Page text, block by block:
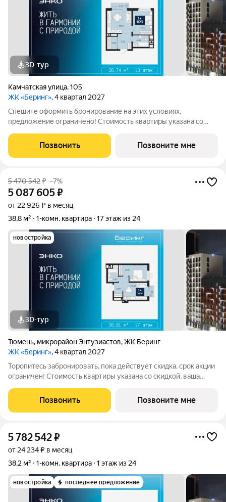
3D-тур
Камчатская улица,105
ЖК «Беринг», 4 квартал 2027
Спешите оформить бронирование на этих условиях,
предложение ограничено! Стоимость квартиры указана со
вопросам звоните в офис продаж, наши менеджеры вам все
расскажут. 1-комн. квартира от
Позвонить Позвоните мне
5 470 542₽ –7%
5 087 605₽
от 22 926 ₽ в месяц
38,8 м²
1-комн. квартира 17 этаж из 24
новостройка
3D-тур
Тюмень, микрорайон Энтузиастов,ЖК Беринг
ЖК «Беринг», 4 квартал 2027
Торопитесь забронировать, пока действует скидка, срок акции
ограничен! Стоимость квартиры указана со скидкой, ваша
вам все подробно расскажем. Продается однокомнатная
квартира с предчистовой
Позвонить Позвоните мне
5 782 542₽
от 24 234 ₽ в месяц
38,2 м²
1-комн. квартира 1 этаж из 24
новостройка последнее предложение